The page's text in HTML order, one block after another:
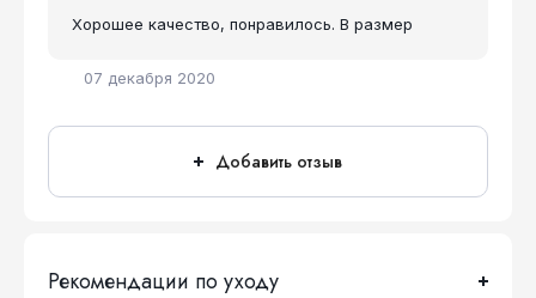
07 декабря 2020
Хорошее качество, понравилось. В размер
Добавить отзыв
Рекомендации по уходу